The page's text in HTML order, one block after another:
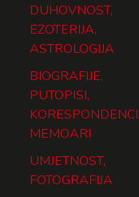
DUHOVNOST,
EZOTERIJA,
ASTROLOGIJA
BIOGRAFIJE,
PUTOPISI,
MEMOARI
UMJETNOST,
FOTOGRAFIJA